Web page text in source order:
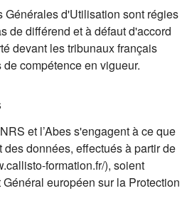
Générales d'Utilisation sont régies
de différend et à défaut d'accord
devant les tribunaux français
compétence en vigueur.
et l’Abes s'engagent à ce que
données, effectués à partir de
formation.fr/), soient
européen sur la Protection